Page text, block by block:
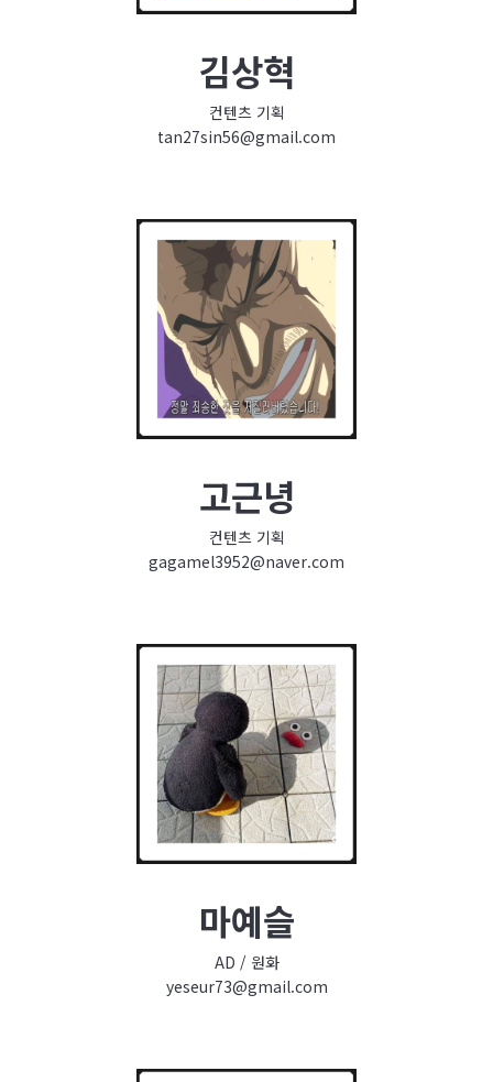
김상혁
컨텐츠 기획
tan27sin56@gmail.com
고근녕
컨텐츠 기획
gagamel3952@naver.com
마예슬
AD / 원화
yeseur73@gmail.com